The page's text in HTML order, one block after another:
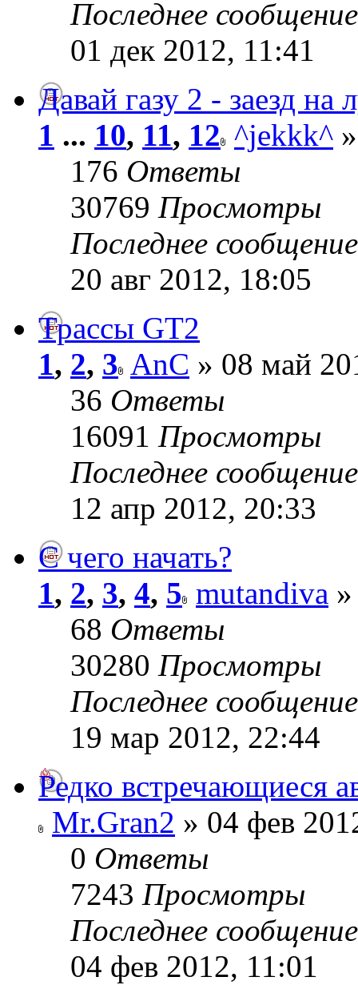
Последнее
01 дек 2012, 11:41
Давай газу 2 - заезд
1 ... 10, 11, 12 ^jekkk^
176 Ответы
30769 Просмотры
Последнее
20 авг 2012, 18:05
Трассы GT2
1, 2, 3 AnC » 08 май
36 Ответы
16091 Просмотры
Последнее
12 апр 2012, 20:33
C чего начать?
1, 2, 3, 4, 5 mutandiva
68 Ответы
30280 Просмотры
Последнее
19 мар 2012, 22:44
Редко встречающиеся
Mr.Gran2 » 04 фев
0 Ответы
7243 Просмотры
Последнее
04 фев 2012, 11:01